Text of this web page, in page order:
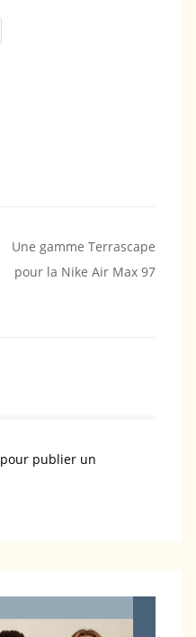
Une gamme Terrascape
pour la Nike Air Max 97
pour publier un